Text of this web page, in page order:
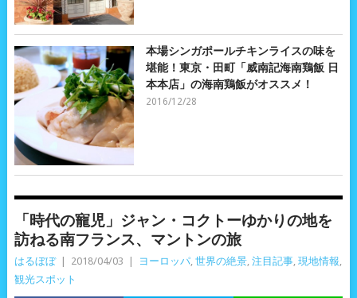
本場シンガポールチキンライスの味を
堪能！東京・田町「威南記海南鶏飯 日
本本店」の海南鶏飯がオススメ！
2016/12/28
「時代の寵児」ジャン・コクトーゆかりの地を
訪ねる南フランス、マントンの旅
はるぼぼ | 2018/04/03 | ヨーロッパ, 世界の絶景, 注目記事, 現地情報
観光スポット